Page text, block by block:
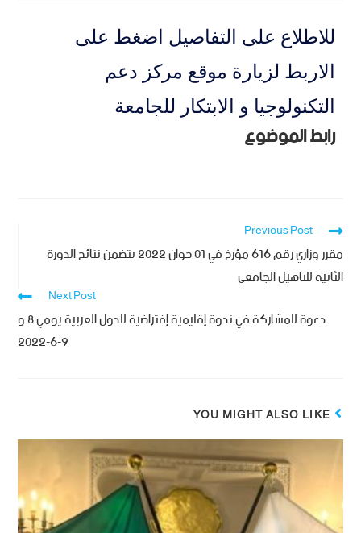
للاطلاع على التفاصيل اضغط على
الاربط لزيارة موقع مركز دعم
التكنولوجيا و الابتكار للجامعة
رابط الموضوع
Previous Post
مقرر وزاري رقم 616 مؤرخ في 01 جوان 2022 يتضمن نتائج الدورة
الثانية للتاهيل الجامعي
Next Post
دعوة للمشاركة في ندوة إقليمية إفتراضية للدول العربية يومي 8 و
9-6-2022
YOU MIGHT ALSO LIKE